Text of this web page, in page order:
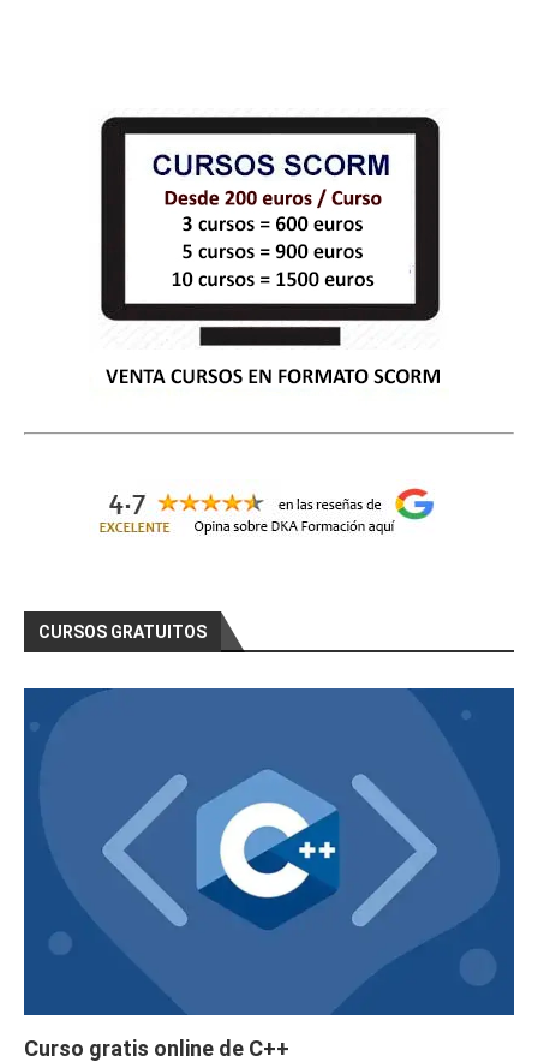
CURSOS GRATUITOS
Curso gratis online de C++